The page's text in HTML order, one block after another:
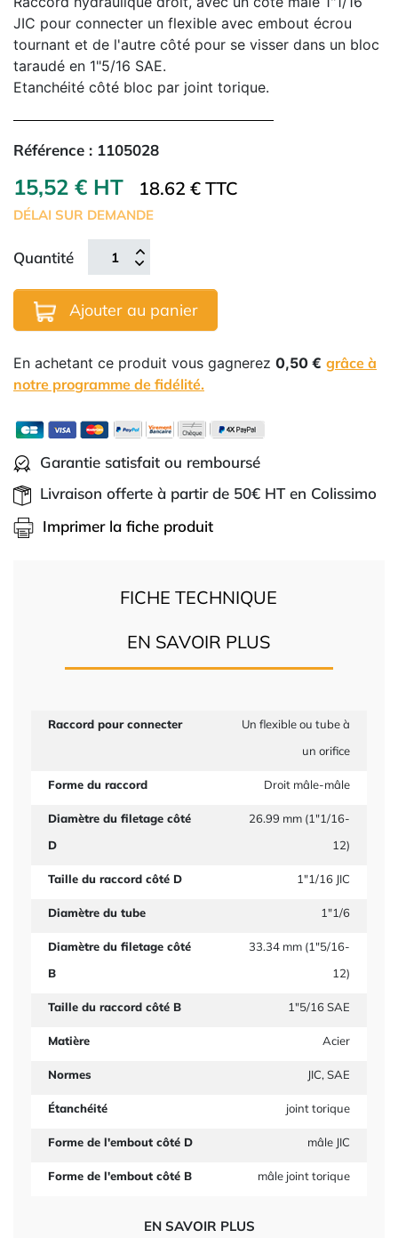
JIC pour connecter un flexible avec embout écrou
tournant et de l'autre côté pour se visser dans un bloc
taraudé en 1"5/16 SAE.
Etanchéité côté bloc par joint torique.
Référence : 1105028
15,52 € HT 18.62 € TTC
DÉLAI SUR DEMANDE
Quantité
Ajouter au panier
En achetant ce produit vous gagnerez 0,50 € grâce à
notre programme de fidélité.
Garantie satisfait ou remboursé
Livraison offerte à partir de 50€ HT en Colissimo
Imprimer la fiche produit
FICHE TECHNIQUE
EN SAVOIR PLUS
Raccord pour connecter
Un flexible ou tube à
un orifice
Forme du raccord Droit mâle-mâle
Diamètre du filetage côté
D
26.99 mm (1"1/16-
12)
Taille du raccord côté D 1"1/16 JIC
Diamètre du tube 1"1/6
Diamètre du filetage côté
B
33.34 mm (1"5/16-
12)
Taille du raccord côté B 1"5/16 SAE
Matière Acier
Normes JIC, SAE
Étanchéité joint torique
Forme de l'embout côté D mâle JIC
Forme de l'embout côté B mâle joint torique
EN SAVOIR PLUS